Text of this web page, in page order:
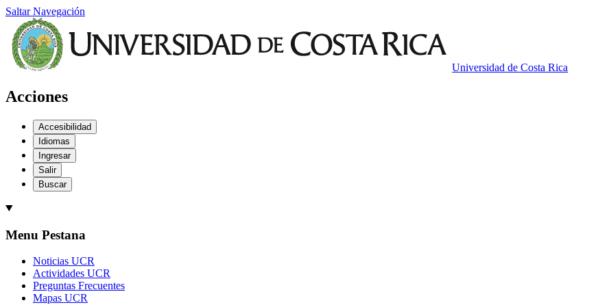
Saltar Navegación
Universidad de Costa Rica
Acciones
Accesibilidad
Idiomas
Ingresar
Salir
Buscar
Menu Pestana
Noticias UCR
Actividades UCR
Preguntas Frecuentes
Mapas UCR